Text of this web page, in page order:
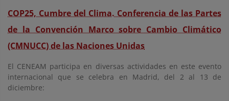
COP25, Cumbre del Clima. Conferencia de las Partes
de la Convención Marco sobre Cambio Climático
(CMNUCC) de las Naciones Unidas
El CENEAM participa en diversas actividades en este evento
internacional que se celebra en Madrid, del 2 al 13 de
diciembre: